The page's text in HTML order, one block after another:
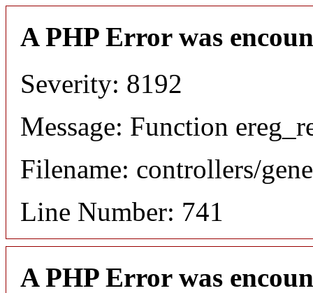
A PHP Error was
Severity: 8192
Message: Function
Filename: controllers/
Line Number: 741
A PHP Error was